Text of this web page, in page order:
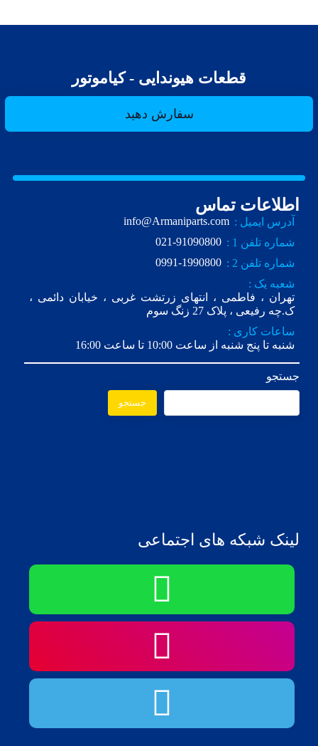
قطعات هیوندایی - کیاموتور
سفارش دهید
اطلاعات تماس
آدرس ایمیل : info@Armaniparts.com
شماره تلفن 1 :
021-91090800
شماره تلفن 2 :
0991-1990800
شعبه یک :
تهران ، فاطمی ، انتهای زرتشت غربی ، خیابان دائمی ،
ک.چه رفیعی ، پلاک 27 زنگ سوم
ساعات کاری :
شنبه تا پنج شنبه از ساعت 10:00 تا ساعت 16:00
جستجو
جستجو
لینک شبکه های اجتماعی